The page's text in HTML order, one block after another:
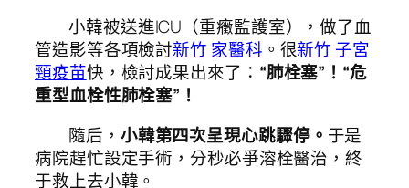
小韓被送進ICU（重癥監護室），做了血
管造影等各項檢討新竹 家醫科 。很新竹 子宮
頸疫苗快，檢討成果出來了： “肺栓塞”！“危
重型血栓性肺栓塞”！
隨后， 小韓第四次呈現心跳驟停。 于是
病院趕忙設定手術，分秒必爭溶栓醫治，終
于救上去小韓。